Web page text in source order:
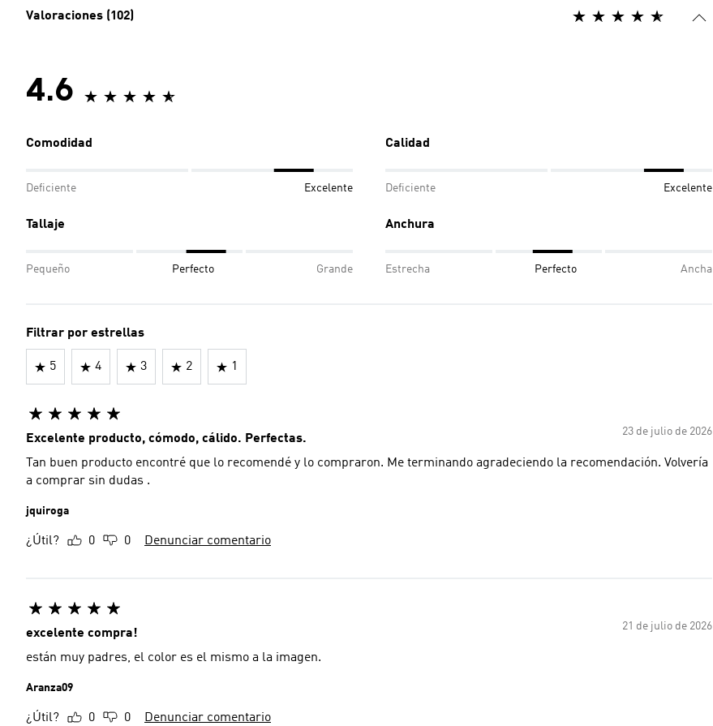
Valoraciones (102)
4.6
Comodidad
Deficiente Excelente
Calidad
Deficiente Excelente
Tallaje
Pequeño Perfecto Grande
Anchura
Estrecha Perfecto Ancha
Filtrar por estrellas
5 4 3 2 1
23 de julio de 2026
Excelente producto, cómodo, cálido. Perfectas.
Tan buen producto encontré que lo recomendé y lo compraron. Me terminando agradeciendo la recomendación. Volvería
a comprar sin dudas .
jquiroga
¿Útil? 0 0 Denunciar comentario
21 de julio de 2026
excelente compra!
están muy padres, el color es el mismo a la imagen.
Aranza09
¿Útil? 0 0 Denunciar comentario